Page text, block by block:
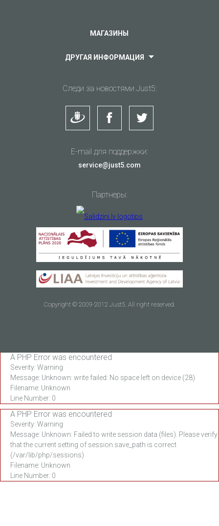
МАГАЗИНЫ
ДРУГАЯ ИНФОРМАЦИЯ
Следи за новостями Just5:
E-mail для поддержки:
service@just5.com
Партнеры:
Copyright © 2009-2012 Just5. All right reserved.
A PHP Error was encountered
Severity: Warning
Message: Unknown: write failed: No space left on device (28)
Filename: Unknown
Line Number: 0
A PHP Error was encountered
Severity: Warning
Message: Unknown: Failed to write session data (files). Please verify
that the current setting of session.save_path is correct
(/var/lib/php/sessions)
Filename: Unknown
Line Number: 0